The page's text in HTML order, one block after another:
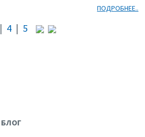
ПОДРОБНЕЕ..
| 4| 5
БЛОГ